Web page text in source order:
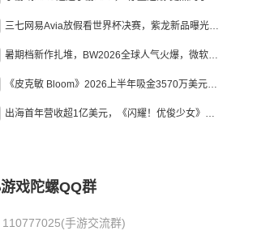
三七网易Avia放假看世界杯决赛，紫龙新品曝光，米哈游新作上线 | 陀螺周报
暑期档新作扎堆，BW2026全球人气火爆，微软XBOX大裁员|陀螺周报
《皮克敏 Bloom》2026上半年吸金3570万美元，中国台湾成最大市场
出海首年营收超1亿美元，《闪耀！优俊少女》美国市场占比达七成
游戏陀螺QQ群
110777025(手游交流群)